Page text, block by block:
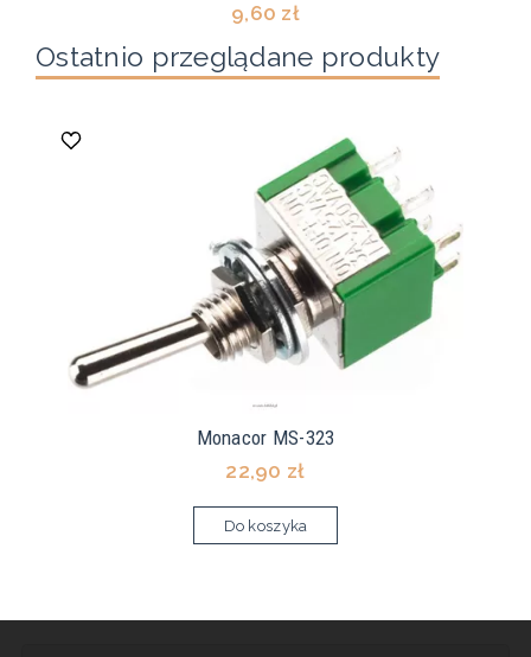
9,60 zł
Ostatnio przeglądane produkty
Monacor MS-323
22,90 zł
Do koszyka